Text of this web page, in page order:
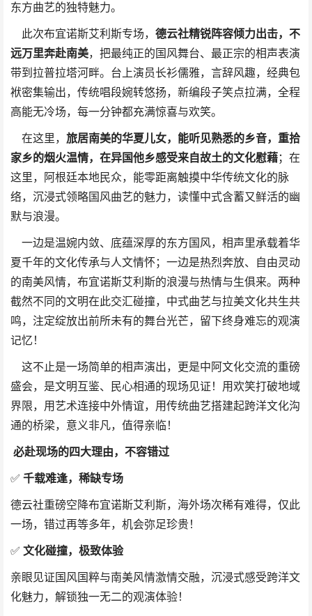
东方曲艺的独特魅力。
此次布宜诺斯艾利斯专场， 德云社精锐阵容倾力出击，不
远万里奔赴南美，把最纯正的国风舞台、最正宗的相声表演
带到拉普拉塔河畔。台上演员长衫儒雅，言辞风趣，经典包
袱密集输出，传统唱段婉转悠扬，新编段子笑点拉满，全程
高能无冷场，每一分钟都充满惊喜与欢笑。
在这里， 旅居南美的华夏儿女，能听见熟悉的乡音，重拾
家乡的烟火温情，在异国他乡感受来自故土的文化慰藉；在
这里，阿根廷本地民众，能零距离触摸中华传统文化的脉
络，沉浸式领略国风曲艺的魅力，读懂中式含蓄又鲜活的幽
默与浪漫。
一边是温婉内敛、底蕴深厚的东方国风，相声里承载着华
夏千年的文化传承与人文情怀；一边是热烈奔放、自由灵动
的南美风情，布宜诺斯艾利斯的浪漫与热情与生俱来。两种
截然不同的文明在此交汇碰撞，中式曲艺与拉美文化共生共
鸣，注定绽放出前所未有的舞台光芒，留下终身难忘的观演
记忆！
这不止是一场简单的相声演出，更是中阿文化交流的重磅
盛会，是文明互鉴、民心相通的现场见证！用欢笑打破地域
界限，用艺术连接中外情谊，用传统曲艺搭建起跨洋文化沟
通的桥梁，意义非凡，值得亲临！
必赴现场的四大理由，不容错过
✅ 千载难逢，稀缺专场
德云社重磅空降布宜诺斯艾利斯，海外场次稀有难得，仅此
一场，错过再等多年，机会弥足珍贵！
✅ 文化碰撞，极致体验
亲眼见证国风国粹与南美风情激情交融，沉浸式感受跨洋文
化魅力，解锁独一无二的观演体验！